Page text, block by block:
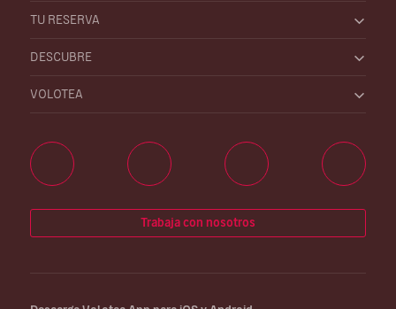
TU RESERVA
DESCUBRE
VOLOTEA
Trabaja con nosotros